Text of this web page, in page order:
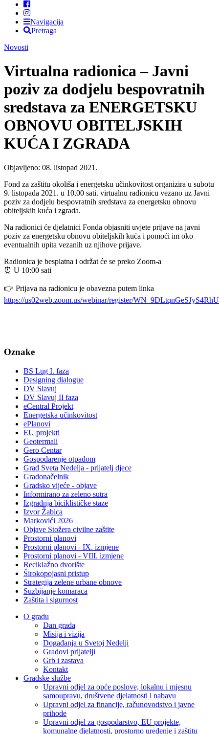
Navigacija
Pretraga
Novosti
Virtualna radionica – Javni
poziv za dodjelu bespovratnih
sredstava za ENERGETSKU
OBNOVU OBITELJSKIH
KUĆA I ZGRADA
Objavljeno: 08. listopad 2021.
Fond za zaštitu okoliša i energetsku učinkovitost organizira u subotu
9. listopada 2021. u 10,00 sati. virtualnu radionicu vezano uz Javni
poziv za dodjelu bespovratnih sredstava za energetsku obnovu
obiteljskih kuća i zgrada.
Na radionici će djelatnici Fonda objasniti uvjete prijave na javni
poziv za energetsku obnovu obiteljskih kuća i pomoći im oko
eventualnih upita vezanih uz njihove prijave.
Radionica je besplatna i održat će se preko Zoom-a
⏰ U 10:00 sati
👉 Prijava na radionicu je obavezna putem linka
https://us02web.zoom.us/webinar/register/
Oznake
BS Lug I. faza
Designing dialogue
DV Slavuj
DV Slavuj II faza
eCentral Projekt
Energetska učinkovitost
ePlanovi
EU projekti
Geotermali
Gero Centar
Gospodarenje otpadom
Grad Sveta Nedelja - prijatelj djece
Gradonačelnik
Gradsko vijeće - objave
Informirano za zeleno sutra
Izgradnja biciklističke staze
Izvor Žabica
Markovići 2026
Objave Stožera civilne zaštite
Prostorni planovi
Prostorni planovi - IX. izmjene
Prostorni planovi - VIII. izmjene
Reciklažno dvorište
Širokopojasni pristup
Strategija zelene urbane obnove
Suzbijanje komaraca
Zaštita i sigurnost
O gradu
Dan grada
Misija i vizija
Događanja u Svetoj Nedelji
Gradovi prijatelji
Grb i zastava
Kontakt
Gradske službe
Upravni odjel za opće poslove, lokalnu i mjesnu
samoupravu, društvene djelatnosti i nabavu
Upravni odjel za financije, računovodstvo i javne
prihode
Upravni odjel za gospodarstvo, EU projekte,
komunalne djelatnosti, prostorno uređenje i zaštitu